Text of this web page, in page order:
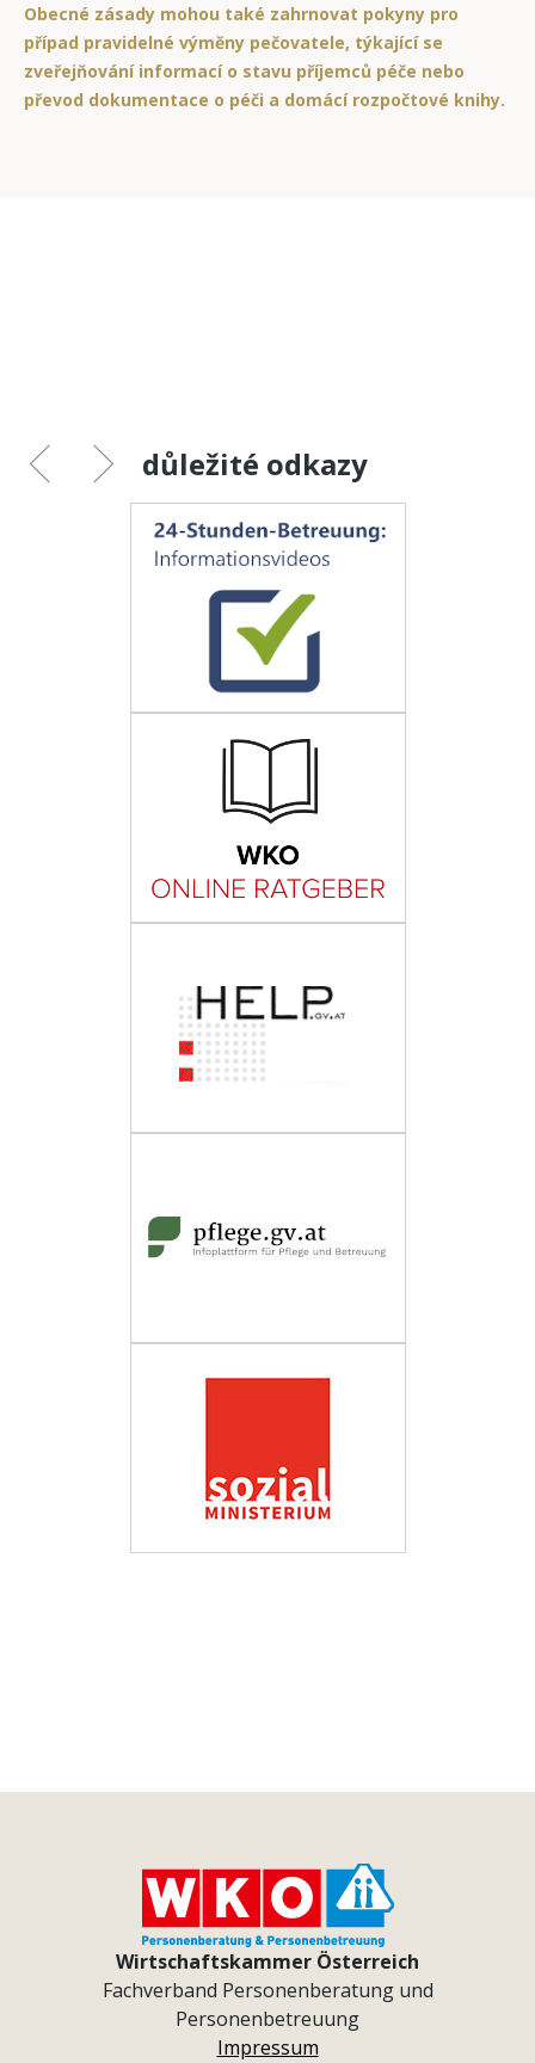
Obecné zásady mohou také zahrnovat pokyny pro
případ pravidelné výměny pečovatele, týkající se
zveřejňování informací o stavu příjemců péče nebo
převod dokumentace o péči a domácí rozpočtové knihy.
důležité odkazy
Wirtschaftskammer Österreich
Fachverband Personenberatung und
Personenbetreuung
Impressum